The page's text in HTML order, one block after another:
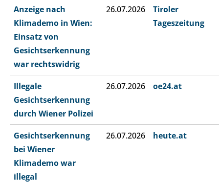
Anzeige nach
Klimademo in Wien:
Einsatz von
Gesichtserkennung
war rechtswidrig
26.07.2026
Tiroler
Tageszeitung
Illegale
Gesichtserkennung
durch Wiener Polizei
26.07.2026 oe24.at
Gesichtserkennung
bei Wiener
Klimademo war
illegal
26.07.2026 heute.at